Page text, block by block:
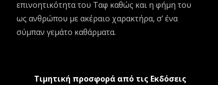
επινοητικότητα του Ταφ καθώς και η φήμη του
ως ανθρώπου με ακέραιο χαρακτήρα, σ’ ένα
σύμπαν γεμάτο καθάρματα.
Τιμητική προσφορά από τις Εκδόσεις